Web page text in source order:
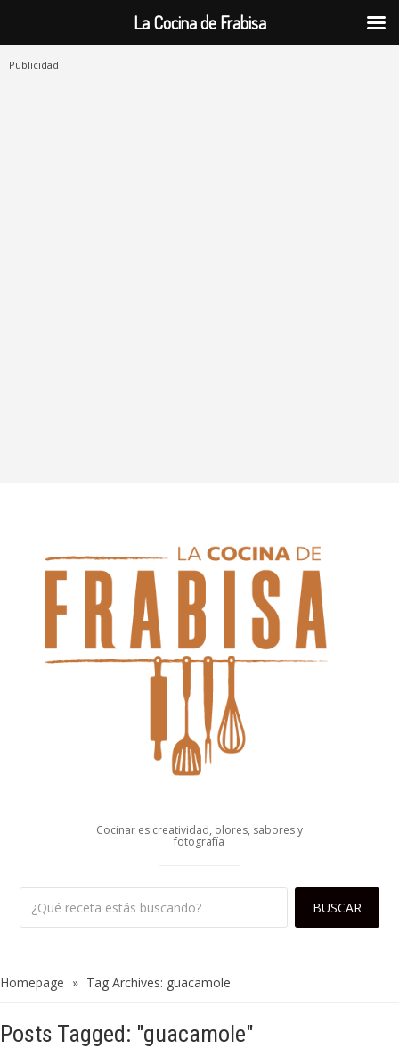
Publicidad
Cocinar es creatividad, olores, sabores y
fotografía
Homepage » Tag Archives: guacamole
Posts Tagged: "guacamole"
La Cocina de Frabisa